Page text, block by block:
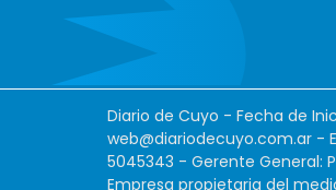
Diario de Cuyo - Fecha de
web@diariodecuyo.com.ar -
5045343 - Gerente General:
Empresa propietaria del medio